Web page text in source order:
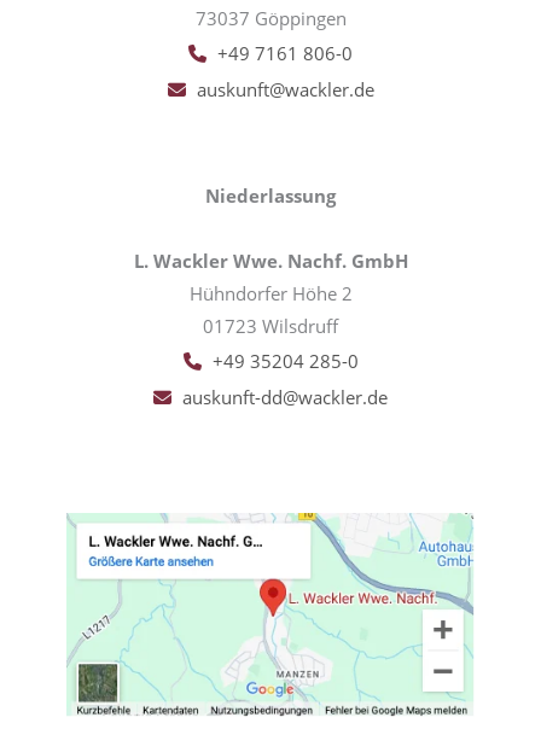
73037 Göppingen
+49 7161 806-0
auskunft@wackler.de
Niederlassung
L. Wackler Wwe. Nachf. GmbH
Hühndorfer Höhe 2
01723 Wilsdruff
+49 35204 285-0
auskunft-dd@wackler.de